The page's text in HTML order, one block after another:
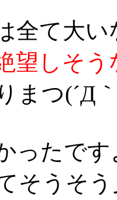
全て大
望しそう
まつ(´Д
ったです
そうそ